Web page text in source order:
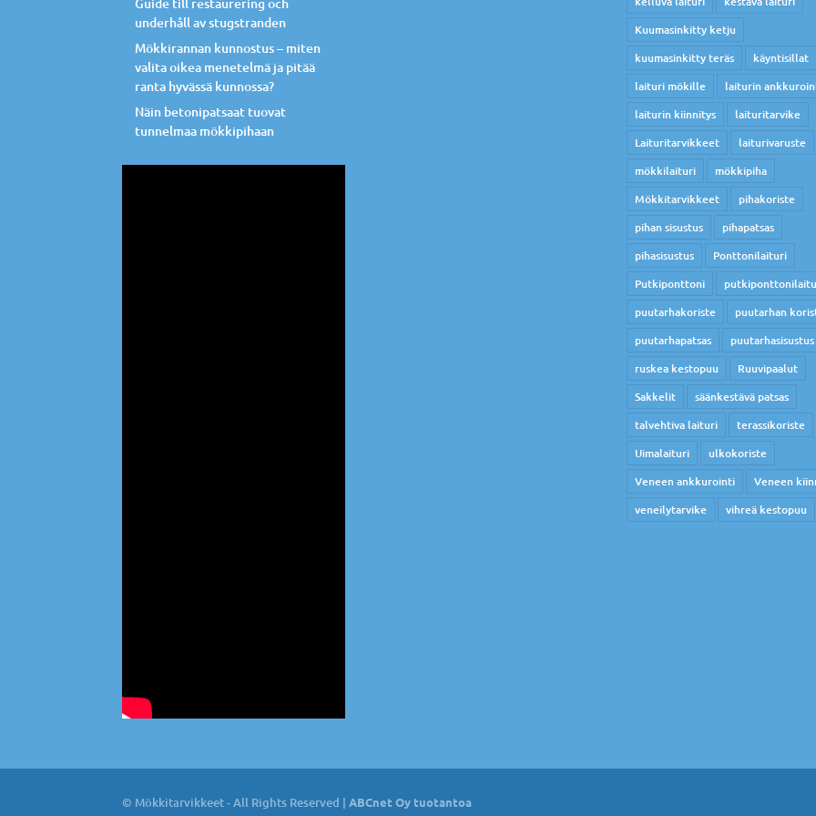
underhåll av stugstranden
Mökkirannan kunnostus – miten
valita oikea menetelmä ja pitää
ranta hyvässä kunnossa?
Näin betonipatsaat tuovat
tunnelmaa mökkipihaan
Kuumasinkitty ketju
kuumasinkitty teräs
käyntisillat
laituri mökille
laiturin
laiturin kiinnitys
laituritarvike
Laituritarvikkeet
laiturivaruste
mökkilaituri
mökkipiha
Mökkitarvikkeet
pihakoriste
pihan sisustus
pihapatsas
pihasisustus
Ponttonilaituri
Putkiponttoni
puutarhakoriste
puutarhan
puutarhapatsas
puutarhasisustus
ruskea kestopuu
Ruuvipaalut
Sakkelit
säänkestävä patsas
talvehtiva laituri
terassikoriste
Uimalaituri
ulkokoriste
Veneen ankkurointi
Veneen
veneilytarvike
vihreä kestopuu
© Mökkitarvikkeet - All Rights Reserved |ABCnet Oy tuotantoa